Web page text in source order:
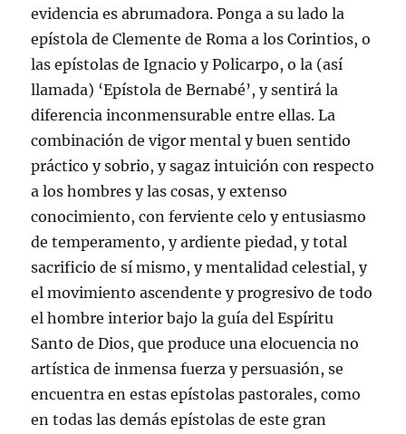
evidencia es abrumadora. Ponga a su lado la
epístola de Clemente de Roma a los Corintios, o
las epístolas de Ignacio y Policarpo, o la (así
llamada) ‘Epístola de Bernabé’, y sentirá la
diferencia inconmensurable entre ellas. La
combinación de vigor mental y buen sentido
práctico y sobrio, y sagaz intuición con respecto
a los hombres y las cosas, y extenso
conocimiento, con ferviente celo y entusiasmo
de temperamento, y ardiente piedad, y total
sacrificio de sí mismo, y mentalidad celestial, y
el movimiento ascendente y progresivo de todo
el hombre interior bajo la guía del Espíritu
Santo de Dios, que produce una elocuencia no
artística de inmensa fuerza y persuasión, se
encuentra en estas epístolas pastorales, como
en todas las demás epístolas de este gran